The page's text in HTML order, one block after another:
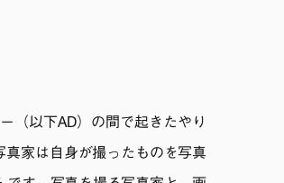
（以下AD）の間で起きたやり
家は自身が撮ったものを写真